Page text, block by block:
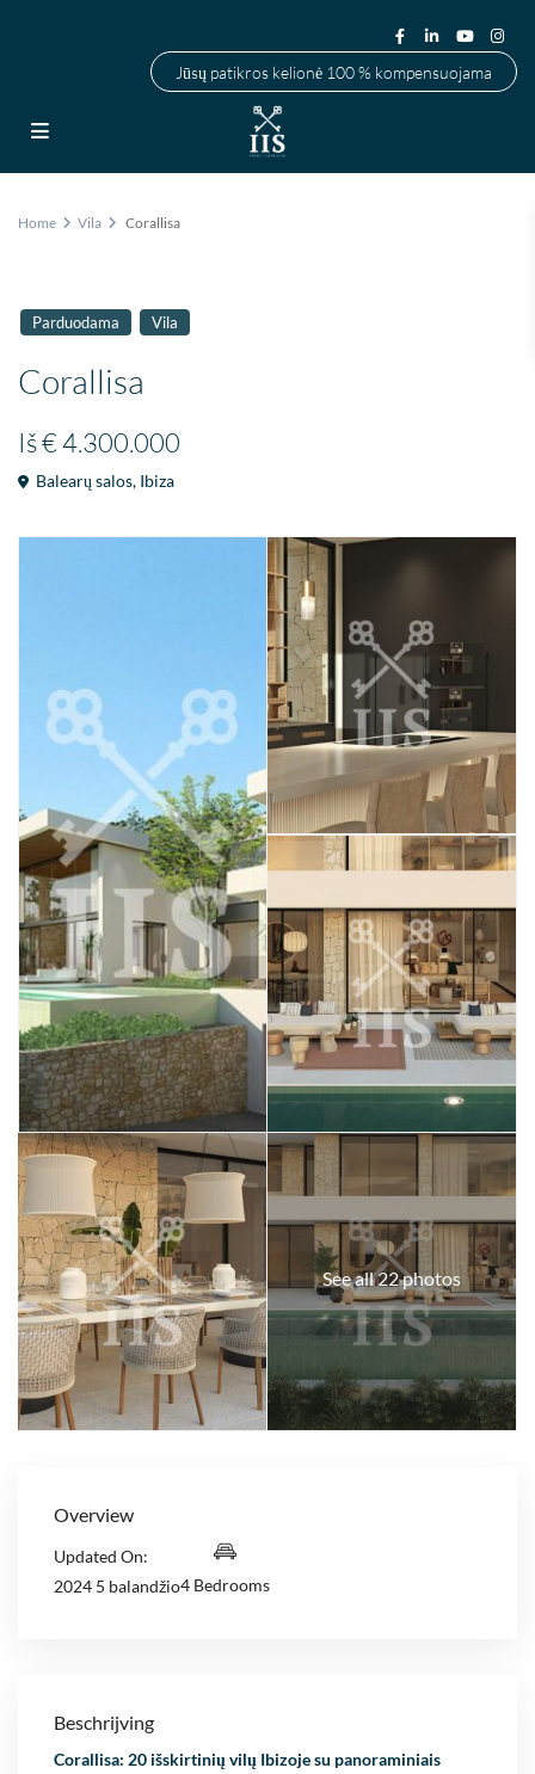
Jūsų patikros kelionė 100 % kompensuojama
Home Vila Corallisa
Parduodama Vila
Corallisa
Iš€ 4.300.000
Balearų salos, Ibiza
See all 22 photos
Overview
Updated On:
2024 5 balandžio4 Bedrooms
Beschrijving
Corallisa: 20 išskirtinių vilų Ibizoje su panoraminiais